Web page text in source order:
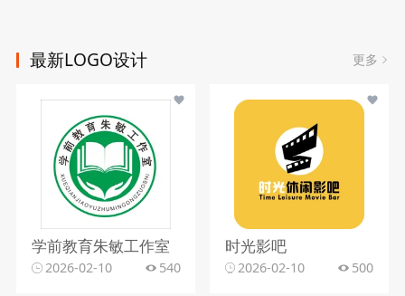
最新LOGO设计 更多
学前教育朱敏工作室
2026-02-10 540
时光影吧
2026-02-10 500